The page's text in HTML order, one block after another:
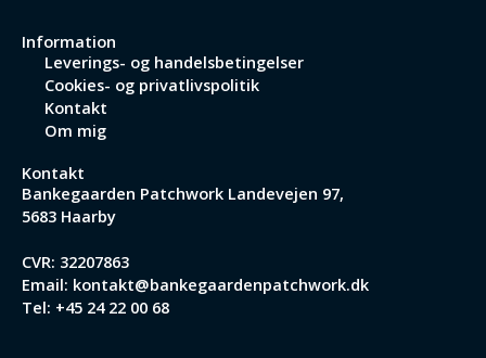
Information
Leverings- og handelsbetingelser
Cookies- og privatlivspolitik
Kontakt
Om mig
Kontakt
Bankegaarden Patchwork Landevejen 97,
5683 Haarby
CVR: 32207863
Email: kontakt@bankegaardenpatchwork.dk
Tel: +45 24 22 00 68